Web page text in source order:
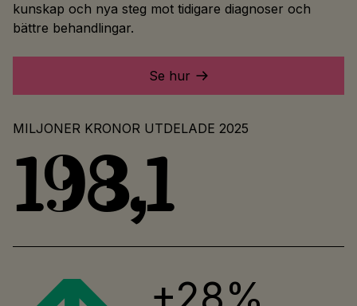
kunskap och nya steg mot tidigare diagnoser och
bättre behandlingar.
Se hur
MILJONER KRONOR UTDELADE 2025
198,1